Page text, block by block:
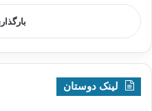
لینک دوستان